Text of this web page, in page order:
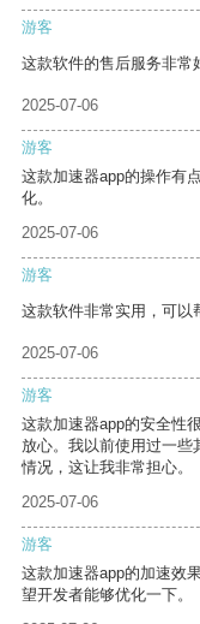
游客
这款软件的售后服务非常
2025-07-06
游客
这款加速器app的操作有
化。
2025-07-06
游客
这款软件非常实用，可以
2025-07-06
游客
这款加速器app的安全性
放心。我以前使用过一些
情况，这让我非常担心。
2025-07-06
游客
这款加速器app的加速效
望开发者能够优化一下。